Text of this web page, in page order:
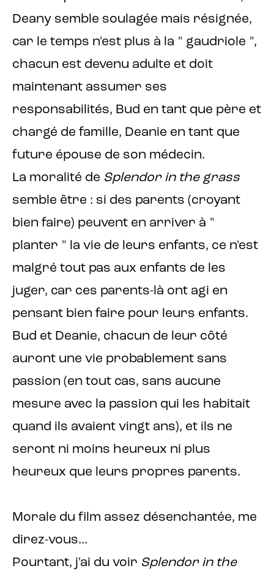
Deany semble soulagée mais résignée,
car le temps n'est plus à la " gaudriole ",
chacun est devenu adulte et doit
maintenant assumer ses
responsabilités, Bud en tant que père et
chargé de famille, Deanie en tant que
future épouse de son médecin.
La moralité de Splendor in the grass
semble être : si des parents (croyant
bien faire) peuvent en arriver à "
planter " la vie de leurs enfants, ce n'est
malgré tout pas aux enfants de les
juger, car ces parents-là ont agi en
pensant bien faire pour leurs enfants.
Bud et Deanie, chacun de leur côté
auront une vie probablement sans
passion (en tout cas, sans aucune
mesure avec la passion qui les habitait
quand ils avaient vingt ans), et ils ne
seront ni moins heureux ni plus
heureux que leurs propres parents.
Morale du film assez désenchantée, me
direz-vous...
Pourtant, j'ai du voir Splendor in the